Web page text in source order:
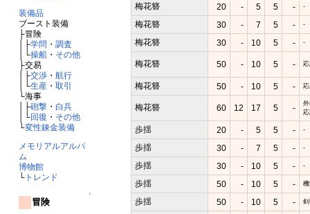
装備品
ブースト装備
├冒険
│├学問 ・ 調査
│└操船・ その他
├交易
│├交渉・ 航行
│└生産・ 取引
└海事
│├砲撃・ 白兵
│└回復 ・ その他
└変性錬金装備
メモリアルアルバ
ム
博物館
└トレンド
↑
冒険
梅花簪 20 - 5 5 - -
梅花簪 30 - 7 5 - -
梅花簪 30 - 10 5 - -
梅花簪 50 - 10 5 -
梅花簪 50 - 10 5 -
梅花簪 60 12 17 5 -
歩揺 20 - 5 5 - -
歩揺 30 - 7 5 - -
歩揺 30 - 10 5 - -
歩揺 50 - 10 5 -
歩揺 50 - 10 5 -